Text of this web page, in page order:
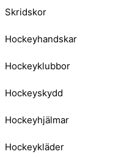
Skridskor
Hockeyhandskar
Hockeyklubbor
Hockeyskydd
Hockeyhjälmar
Hockeykläder